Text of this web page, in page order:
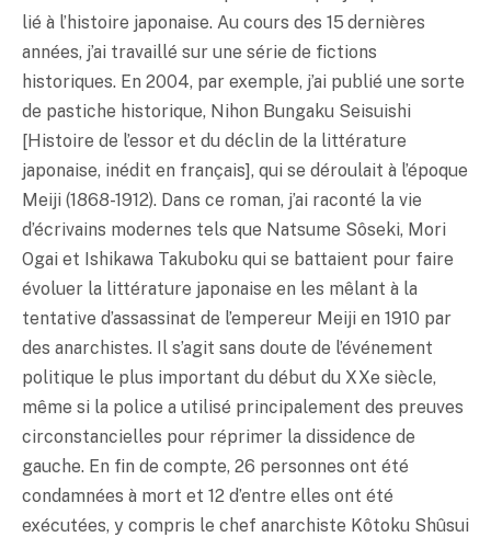
lié à l’histoire japonaise. Au cours des 15 dernières
années, j’ai travaillé sur une série de fictions
historiques. En 2004, par exemple, j’ai publié une sorte
de pastiche historique, Nihon Bungaku Seisuishi
[Histoire de l’essor et du déclin de la littérature
japonaise, inédit en français], qui se déroulait à l’époque
Meiji (1868-1912). Dans ce roman, j’ai raconté la vie
d’écrivains modernes tels que Natsume Sôseki, Mori
Ogai et Ishikawa Takuboku qui se battaient pour faire
évoluer la littérature japonaise en les mêlant à la
tentative d’assassinat de l’empereur Meiji en 1910 par
des anarchistes. Il s’agit sans doute de l’événement
politique le plus important du début du XXe siècle,
même si la police a utilisé principalement des preuves
circonstancielles pour réprimer la dissidence de
gauche. En fin de compte, 26 personnes ont été
condamnées à mort et 12 d’entre elles ont été
exécutées, y compris le chef anarchiste Kôtoku Shûsui